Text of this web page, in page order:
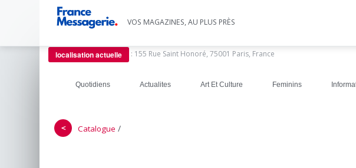
VOS MAGAZINES, AU PLUS PRÈS
localisation actuelle : 155 Rue Saint Honoré, 75001 Paris, France
Quotidiens Actualites Art Et Culture Feminins
＜ Catalogue /